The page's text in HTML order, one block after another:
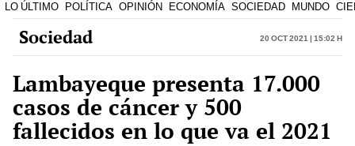
LO ÚLTIMO POLÍTICA OPINIÓN ECONOMÍA SOCIEDAD MUNDO
Sociedad 20 Oct 2021 | 15:02 h
Lambayeque presenta 17.000
casos de cáncer y 500
fallecidos en lo que va el 2021